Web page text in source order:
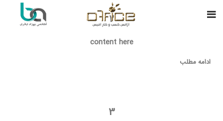
2
content here
ادامه مطلب
3